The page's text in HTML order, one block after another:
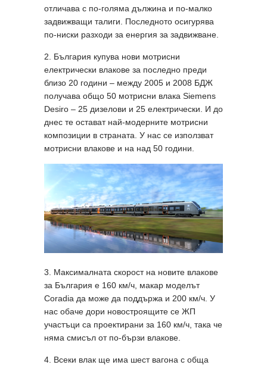
отличава с по-голяма дължина и по-малко
задвижващи талиги. Последното осигурява
по-ниски разходи за енергия за задвижване.
2. България купува нови мотрисни
електрически влакове за последно преди
близо 20 години – между 2005 и 2008 БДЖ
получава общо 50 мотрисни влака Siemens
Desiro – 25 дизелови и 25 електрически. И до
днес те остават най-модерните мотрисни
композиции в страната. У нас се използват
мотрисни влакове и на над 50 години.
3. Максималната скорост на новите влакове
за България е 160 км/ч, макар моделът
Coradia да може да поддържа и 200 км/ч. У
нас обаче дори новостроящите се ЖП
участъци са проектирани за 160 км/ч, така че
няма смисъл от по-бързи влакове.
4. Всеки влак ще има шест вагона с обща